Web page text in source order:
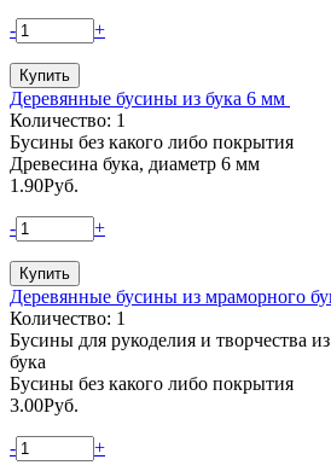
- +
Деревянные бусины из бука 6 мм
Количество: 1
Бусины без какого либо покрытия
Древесина бука, диаметр 6 мм
1.90Руб.
- +
Деревянные бусины из мраморного
Количество: 1
Бусины для рукоделия и творчества
бука
Бусины без какого либо покрытия
3.00Руб.
- +